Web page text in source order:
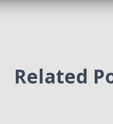
Related